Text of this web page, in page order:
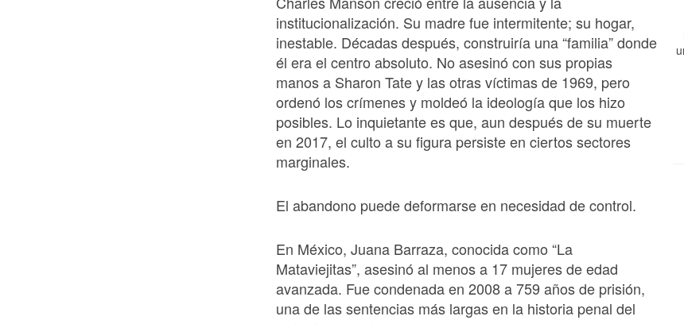
institucionalización. Su madre fue intermitente; su hogar,
inestable. Décadas después, construiría una “familia” donde
él era el centro absoluto. No asesinó con sus propias
manos a Sharon Tate y las otras víctimas de 1969, pero
ordenó los crímenes y moldeó la ideología que los hizo
posibles. Lo inquietante es que, aun después de su muerte
en 2017, el culto a su figura persiste en ciertos sectores
marginales.
El abandono puede deformarse en necesidad de control.
En México, Juana Barraza, conocida como “La
Mataviejitas”, asesinó al menos a 17 mujeres de edad
avanzada. Fue condenada en 2008 a 759 años de prisión,
una de las sentencias más largas en la historia penal del